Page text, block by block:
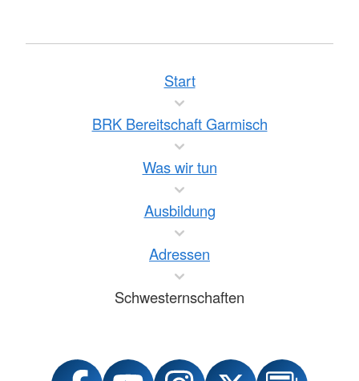
Start
BRK Bereitschaft Garmisch
Was wir tun
Ausbildung
Adressen
Schwesternschaften